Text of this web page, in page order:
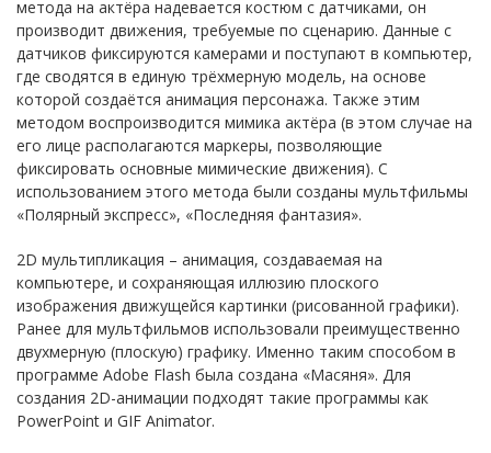
метода на актёра надевается костюм с датчиками, он
производит движения, требуемые по сценарию. Данные с
датчиков фиксируются камерами и поступают в компьютер,
где сводятся в единую трёхмерную модель, на основе
которой создаётся анимация персонажа. Также этим
методом воспроизводится мимика актёра (в этом случае на
его лице располагаются маркеры, позволяющие
фиксировать основные мимические движения). С
использованием этого метода были созданы мультфильмы
«Полярный экспресс», «Последняя фантазия».
2D мультипликация – анимация, создаваемая на
компьютере, и сохраняющая иллюзию плоского
изображения движущейся картинки (рисованной графики).
Ранее для мультфильмов использовали преимущественно
двухмерную (плоскую) графику. Именно таким способом в
программе Adobe Flash была создана «Масяня». Для
создания 2D-анимации подходят такие программы как
PowerPoint и GIF Animator.